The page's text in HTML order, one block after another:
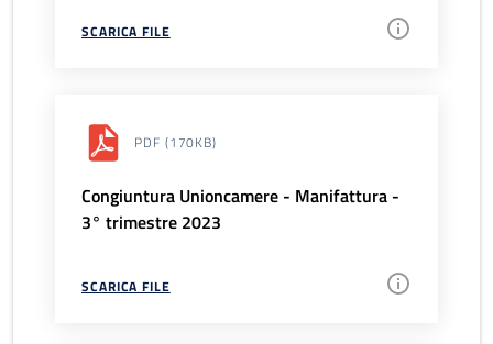
SCARICA FILE
PDF (170KB)
Congiuntura Unioncamere - Manifattura -
3° trimestre 2023
SCARICA FILE